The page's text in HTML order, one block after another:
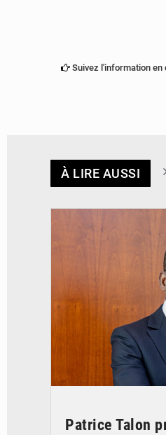
Suivez l'information
À LIRE AUSSI
Patrice Talon